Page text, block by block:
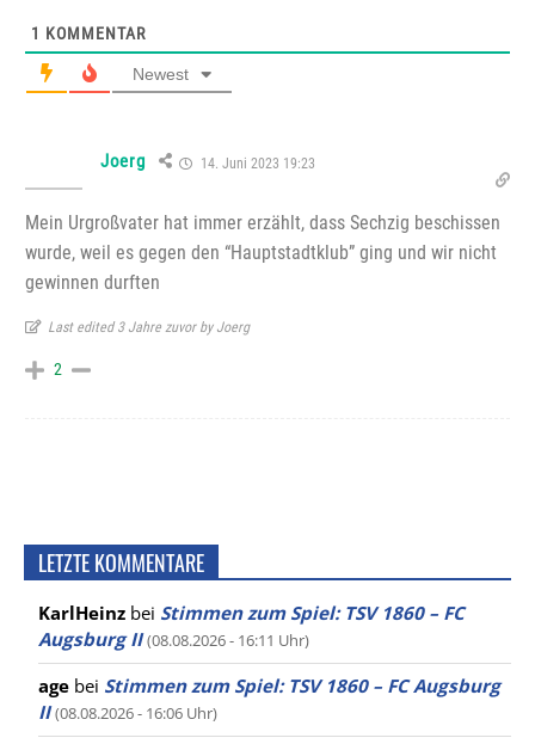
1 KOMMENTAR
Newest
Joerg 14. Juni 2023 19:23
Mein Urgroßvater hat immer erzählt, dass Sechzig beschissen
wurde, weil es gegen den “Hauptstadtklub” ging und wir nicht
gewinnen durften
Last edited 3 Jahre zuvor by Joerg
2
LETZTE KOMMENTARE
KarlHeinz bei Stimmen zum Spiel: TSV 1860 – FC
Augsburg II (08.08.2026 - 16:11 Uhr)
age bei Stimmen zum Spiel: TSV 1860 – FC Augsburg
II (08.08.2026 - 16:06 Uhr)